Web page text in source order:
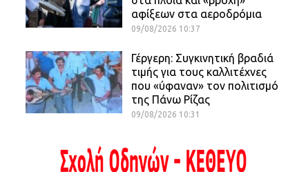
αφίξεων στα αεροδρόμια
09/08/2026 10:37
Γέργερη: Συγκινητική βραδιά
τιμής για τους καλλιτέχνες
που «ύφαναν» τον πολιτισμό
της Πάνω Ρίζας
09/08/2026 10:31